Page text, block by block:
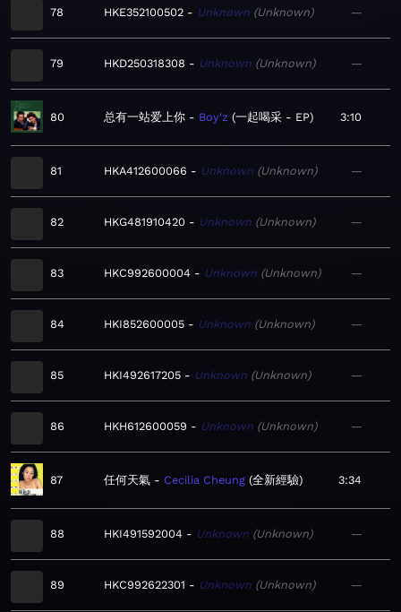
78 HKE352100502 Unknown Unknown —
79 HKD250318308 Unknown Unknown —
80 总有一站爱上你 Boy'z 一起喝采 - EP 3:10
81 HKA412600066 Unknown Unknown —
82 HKG481910420 Unknown Unknown —
83 HKC992600004 Unknown Unknown —
84 HKI852600005 Unknown Unknown —
85 HKI492617205 Unknown Unknown —
86 HKH612600059 Unknown Unknown —
87 任何天氣 Cecilia Cheung 全新經驗 3:34
88 HKI491592004 Unknown Unknown —
89 HKC992622301 Unknown Unknown —